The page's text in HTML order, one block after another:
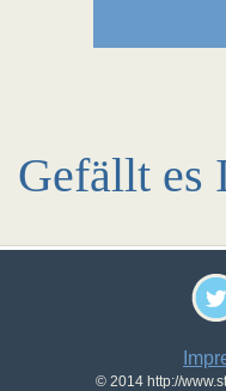
Gefällt es
© 2014 http://